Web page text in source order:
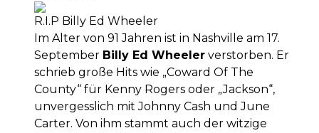
R.I.P Billy Ed Wheeler
Im Alter von 91 Jahren ist in Nashville am 17.
September Billy Ed Wheeler verstorben. Er
schrieb große Hits wie „Coward Of The
County“ für Kenny Rogers oder „Jackson“,
unvergesslich mit Johnny Cash und June
Carter. Von ihm stammt auch der witzige